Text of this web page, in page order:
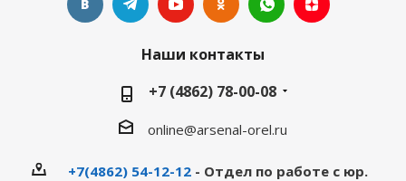
Наши контакты
+7 (4862) 78-00-08
online@arsenal-orel.ru
+7(4862) 54-12-12- Отдел по работе с юр.